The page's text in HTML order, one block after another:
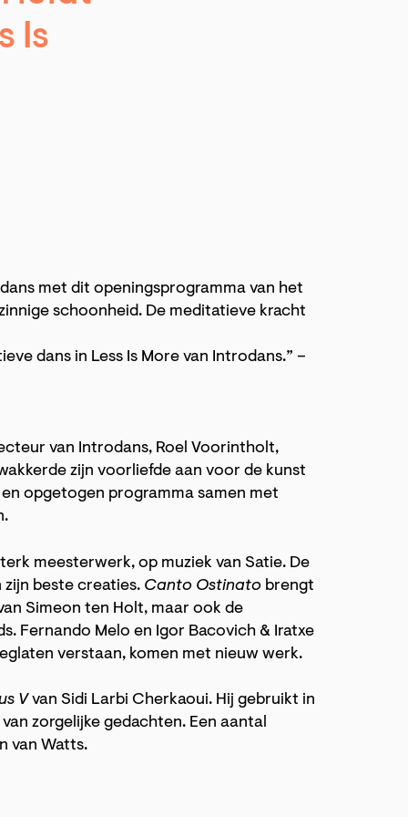
Is
met dit openingsprogramma van het
schoonheid. De meditatieve kracht
dans in Less Is More van Introdans.” –
van Introdans, Roel Voorintholt,
zijn voorliefde aan voor de kunst
opgetogen programma samen met
meesterwerk, op muziek van Satie. De
beste creaties. Canto Ostinato brengt
Simeon ten Holt, maar ook de
Fernando Melo en Igor Bacovich & Iratxe
verstaan, komen met nieuw werk.
Vvan Sidi Larbi Cherkaoui. Hij gebruikt in
zorgelijke gedachten. Een aantal
van Watts.
in